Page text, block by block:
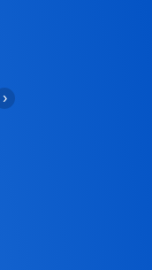
›